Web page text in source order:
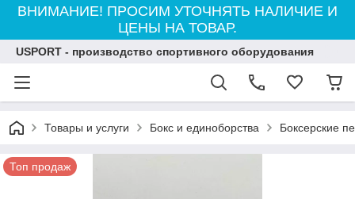
ВНИМАНИЕ! ПРОСИМ УТОЧНЯТЬ НАЛИЧИЕ И
ЦЕНЫ НА ТОВАР.
USPORT - производство спортивного оборудования
Товары и услуги Бокс и единоборства Боксерские
Топ продаж